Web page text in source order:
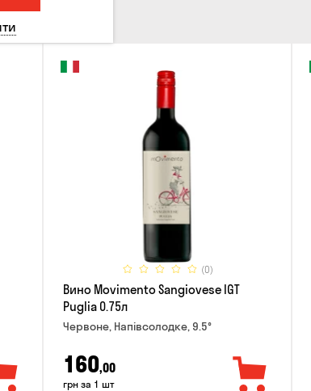
(0)
Вино Movimento Sangiovese IGT
Puglia 0.75л
Червоне, Напівсолодке, 9.5°
160,00
грн за 1 шт